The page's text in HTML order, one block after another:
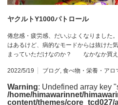
ヤクルトY1000パトロール
倦怠感・疲労感、だいぶよくなりました
はあるけど、病的なモードからは抜けた
まっていただけなのか？ なかなか買
2022/5/19 ブログ, 食べ物・栄養・アロ
Warning: Undefined array key
/home/himawarinnet/
content/themes/core_tcd027/